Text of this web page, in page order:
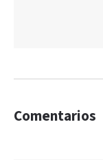
Comentarios